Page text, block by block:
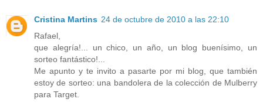
Cristina Martins 24 de octubre de 2010 a las 22:10
Rafael,
que alegría!... un chico, un año, un blog buenísimo, un
sorteo fantástico!...
Me apunto y te invito a pasarte por mi blog, que también
estoy de sorteo: una bandolera de la colección de Mulberry
para Target.